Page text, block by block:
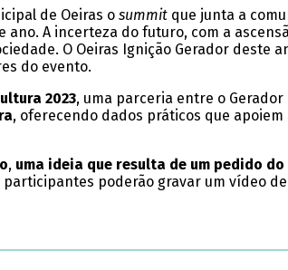
de Oeiras o summitque junta a
A incerteza do futuro, com a
O Oeiras Ignição Gerador deste
do evento.
2023, uma parceria entre o Gerador
, oferecendo dados práticos que
, uma ideia que resulta de um pedido do
poderão gravar um vídeo